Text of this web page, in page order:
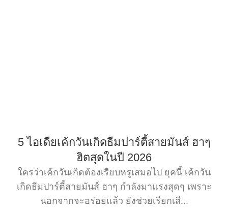
5 ไอเดียเค้กวันเกิดธีมปาร์ตี้สายมันส์ ฮาๆ
ฮิตสุดในปี 2026
ใครว่าเค้กวันเกิดต้องเรียบหรูเสมอไป ยุคนี้ เค้กวัน
เกิดธีมปาร์ตี้สายมันส์ ฮาๆ กำลังมาแรงสุดๆ เพราะ
นอกจากจะอร่อยแล้ว ยังช่วยเรียกเสี...